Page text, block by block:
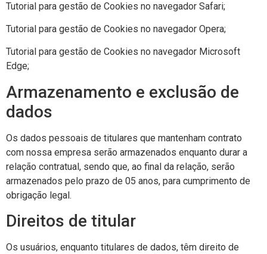
Tutorial para gestão de Cookies no navegador Safari;
Tutorial para gestão de Cookies no navegador Opera;
Tutorial para gestão de Cookies no navegador Microsoft
Edge;
Armazenamento e exclusão de
dados
Os dados pessoais de titulares que mantenham contrato
com nossa empresa serão armazenados enquanto durar a
relação contratual, sendo que, ao final da relação, serão
armazenados pelo prazo de 05 anos, para cumprimento de
obrigação legal.
Direitos de titular
Os usuários, enquanto titulares de dados, têm direito de